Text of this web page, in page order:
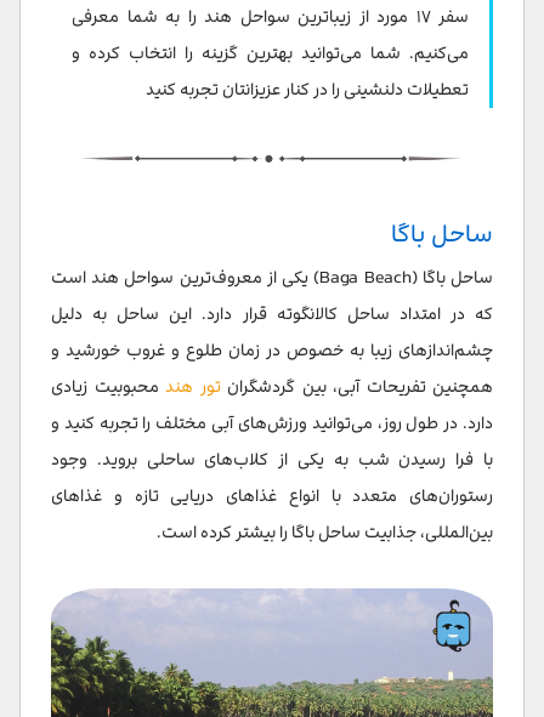
جزایر لاکشادویپ
ساحل آرامبول
ساحل اگوندا
ساحل کالانگوت
ساحل جوهو
ساحل مارین درایو و چو پاتی
سخن پایانی
سفر ۱۷ مورد از زیباترین سواحل هند را به شما معرفی
می‌کنیم. شما می‌توانید بهترین گزینه را انتخاب کرده و
تعطیلات دلنشینی را در کنار عزیزانتان تجربه کنید
ساحل باگا
ساحل باگا (Baga Beach) یکی از معروف‌ترین سواحل هند است
که در امتداد ساحل کالانگوته قرار دارد. این ساحل به دلیل
چشم‌اندازهای زیبا به خصوص در زمان طلوع و غروب خورشید و
همچنین تفریحات آبی، بین گردشگران تور هند محبوبیت زیادی
دارد. در طول روز، می‌توانید ورزش‌های آبی مختلف را تجربه کنید و
با فرا رسیدن شب به یکی از کلاب‌های ساحلی بروید. وجود
رستوران‌های متعدد با انواع غذاهای دریایی تازه و غذاهای
بین‌المللی، جذابیت ساحل باگا را بیشتر کرده است.